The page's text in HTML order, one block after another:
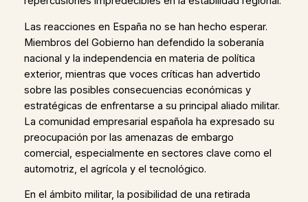
Las reacciones en España no se han hecho esperar.
Miembros del Gobierno han defendido la soberanía
nacional y la independencia en materia de política
exterior, mientras que voces críticas han advertido
sobre las posibles consecuencias económicas y
estratégicas de enfrentarse a su principal aliado militar.
La comunidad empresarial española ha expresado su
preocupación por las amenazas de embargo
comercial, especialmente en sectores clave como el
automotriz, el agrícola y el tecnológico.
En el ámbito militar, la posibilidad de una retirada